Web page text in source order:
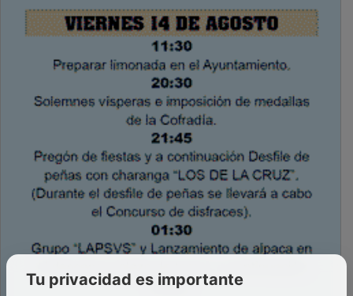
Tu privacidad es importante